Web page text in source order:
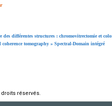
différentes structures : chromovitrectomie et
tomography » Spectral-Domain intégré
réservés.